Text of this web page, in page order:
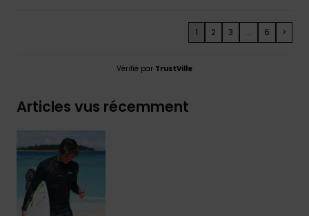
1 2 3 ... 6 >
Vérifié par TrustVille
Articles vus récemment